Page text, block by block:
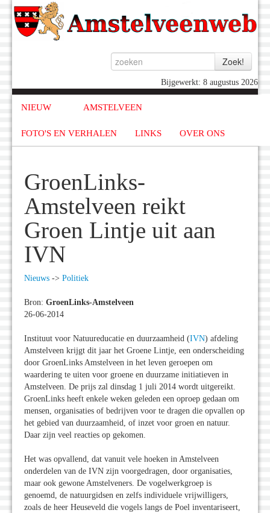
Bijgewerkt: 8 augustus 2026
NIEUW AMSTELVEEN
FOTO'S EN VERHALEN LINKS OVER ONS
GroenLinks-
Amstelveen reikt
Groen Lintje uit aan
IVN
Nieuws -> Politiek
Bron: GroenLinks-Amstelveen
26-06-2014
Instituut voor Natuureducatie en duurzaamheid (IVN) afdeling
Amstelveen krijgt dit jaar het Groene Lintje, een onderscheiding
door GroenLinks Amstelveen in het leven geroepen om
waardering te uiten voor groene en duurzame initiatieven in
Amstelveen. De prijs zal dinsdag 1 juli 2014 wordt uitgereikt.
GroenLinks heeft enkele weken geleden een oproep gedaan om
mensen, organisaties of bedrijven voor te dragen die opvallen op
het gebied van duurzaamheid, of inzet voor groen en natuur.
Daar zijn veel reacties op gekomen.
Het was opvallend, dat vanuit vele hoeken in Amstelveen
onderdelen van de IVN zijn voorgedragen, door organisaties,
maar ook gewone Amstelveners. De vogelwerkgroep is
genoemd, de natuurgidsen en zelfs individuele vrijwilligers,
zoals de heer Heuseveld die vogels langs de Poel inventariseert,